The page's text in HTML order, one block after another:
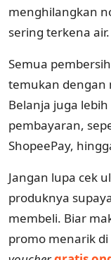
menghilangkan
sering terkena air.
Semua
temukan dengan
Belanja juga
pembayaran,
ShopeePay,
Jangan lupa cek
produknya
membeli. Biar
promo menarik